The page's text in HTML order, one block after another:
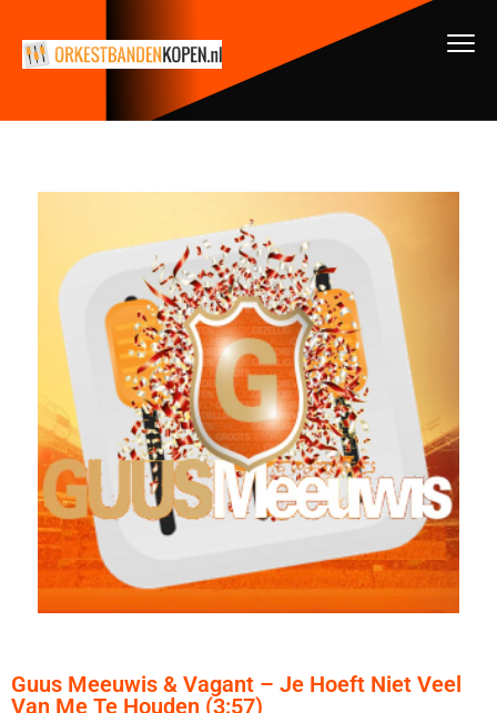
Guus Meeuwis & Vagant – Je Hoeft Niet Veel
Van Me Te Houden (3:57)